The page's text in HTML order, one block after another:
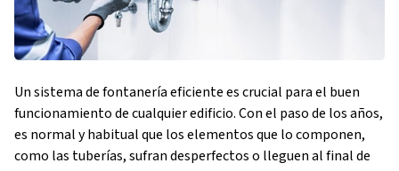
Un sistema de fontanería eficiente es crucial para el buen
funcionamiento de cualquier edificio. Con el paso de los años,
es normal y habitual que los elementos que lo componen,
como las tuberías, sufran desperfectos o lleguen al final de